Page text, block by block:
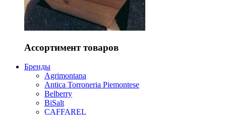
Ассортимент товаров
Бренды
Agrimontana
Antica Torroneria Piemontese
Belberry
BiSalt
CAFFAREL